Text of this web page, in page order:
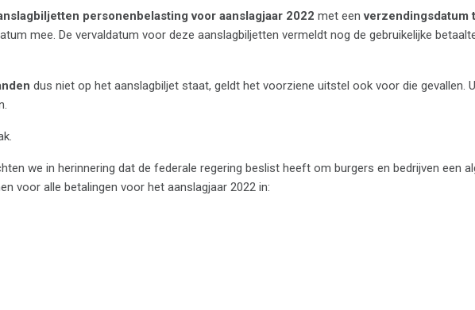
personenbelasting voor aanslagjaar 2022 met eenverzendingsdatum
mee. De vervaldatum voor deze aanslagbiljetten vermeldt nog de gebruikelijke
dus niet op het aanslagbiljet staat, geldt het voorziene uitstel ook voor die gevallen.
we in herinnering dat de federale regering beslist heeft om burgers en bedrijven een
voor alle betalingen voor het aanslagjaar 2022 in: